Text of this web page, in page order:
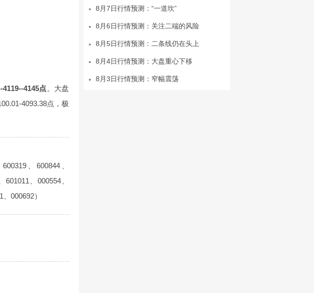
4145点。大盘
4093.38点，极
、600844、
、000554、
000692）
8月7日行情预测：“一道坎”
8月6日行情预测：关注二端的风险
8月5日行情预测：二条线仍在头上
8月4日行情预测：大盘重心下移
8月3日行情预测：窄幅震荡